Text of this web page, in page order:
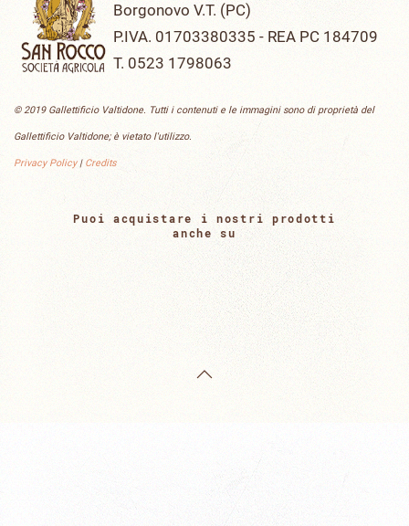
Borgonovo V.T. (PC)
P.IVA. 01703380335 - REA PC 184709
T. 0523 1798063
© 2019 Gallettificio Valtidone. Tutti i contenuti e le immagini sono di proprietà del
Gallettificio Valtidone; è vietato l'utilizzo.
Privacy Policy| Credits
Puoi acquistare i nostri prodotti
anche su